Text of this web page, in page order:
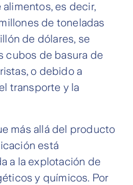
es decir,
de toneladas
de dólares, se
cubos de basura de
o debido a
transporte y la
más allá del producto
está
a la explotación de
y químicos. Por